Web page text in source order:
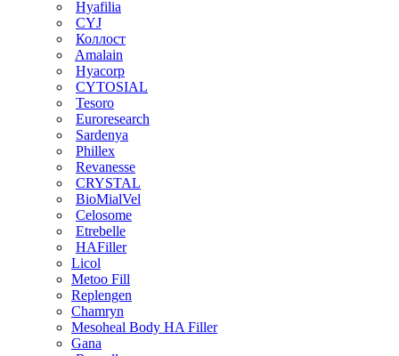
Hyafilia
CYJ
Коллост
Amalain
Hyacorp
CYTOSIAL
Tesoro
Euroresearch
Sardenya
Phillex
Revanesse
CRYSTAL
BioMialVel
Celosome
Etrebelle
HAFiller
Licol
Metoo Fill
Replengen
Chamryn
Mesoheal Body HA Filler
Gana